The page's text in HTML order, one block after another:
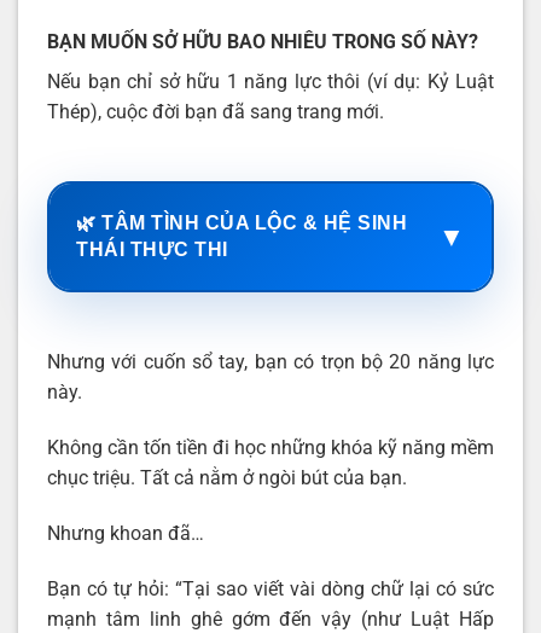
BẠN MUỐN SỞ HỮU BAO NHIÊU TRONG SỐ NÀY?
Nếu bạn chỉ sở hữu 1 năng lực thôi (ví dụ: Kỷ Luật
Thép), cuộc đời bạn đã sang trang mới.
🌿 TÂM TÌNH CỦA LỘC & HỆ SINH
THÁI THỰC THI
▼
Nhưng với cuốn sổ tay, bạn có trọn bộ 20 năng lực
này.
Không cần tốn tiền đi học những khóa kỹ năng mềm
chục triệu. Tất cả nằm ở ngòi bút của bạn.
Nhưng khoan đã…
Bạn có tự hỏi: “Tại sao viết vài dòng chữ lại có sức
mạnh tâm linh ghê gớm đến vậy (như Luật Hấp